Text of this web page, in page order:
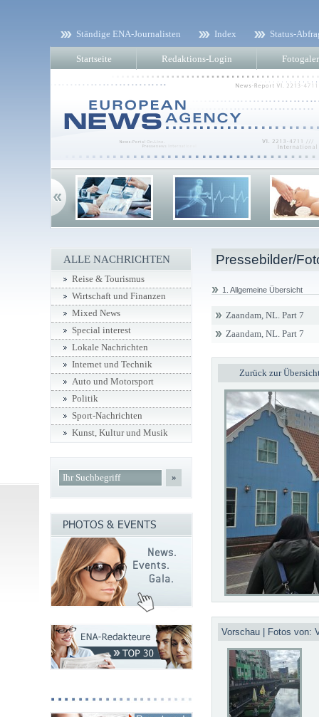
Ständige ENA-Journalisten Index Status-
Startseite Redaktions-Login
Pressebilder/
1. Allgemeine Übersicht
Zaandam, NL. Part 7
Zaandam, NL. Part 7
Zurück zur
Vorschau | Fotos von:
ALLE NACHRICHTEN
Reise & Tourismus
Wirtschaft und Finanzen
Mixed News
Special interest
Lokale Nachrichten
Internet und Technik
Auto und Motorsport
Politik
Sport-Nachrichten
Kunst, Kultur und Musik
»